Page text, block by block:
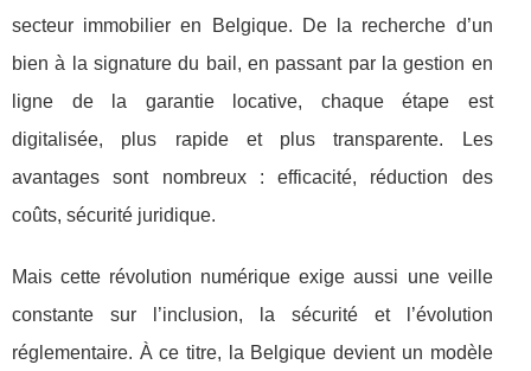
secteur immobilier en Belgique. De la recherche d’un
bien à la signature du bail, en passant par la gestion en
ligne de la garantie locative, chaque étape est
digitalisée, plus rapide et plus transparente. Les
avantages sont nombreux : efficacité, réduction des
coûts, sécurité juridique.
Mais cette révolution numérique exige aussi une veille
constante sur l’inclusion, la sécurité et l’évolution
réglementaire. À ce titre, la Belgique devient un modèle